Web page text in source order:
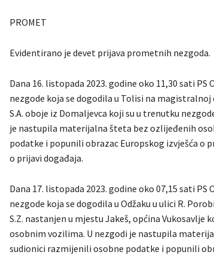
PROMET
Evidentirano je devet prijava prometnih nezgoda.
Dana 16. listopada 2023. godine oko 11,30 sati
nezgode koja se dogodila u Tolisi na magistralnoj
S.A. oboje iz Domaljevca koji su u trenutku
je nastupila materijalna šteta bez ozlijeđenih
podatke i popunili obrazac Europskog izvješća o
o prijavi događaja.
Dana 17. listopada 2023. godine oko 07,15 sati
nezgode koja se dogodila u Odžaku u ulici R.
S.Z. nastanjen u mjestu Jakeš, općina Vukosavlje
osobnim vozilima. U nezgodi je nastupila
sudionici razmijenili osobne podatke i popunili